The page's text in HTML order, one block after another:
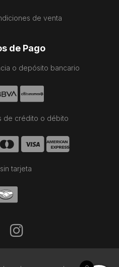
de venta
de Pago
o depósito bancario
de crédito o débito
tarjeta